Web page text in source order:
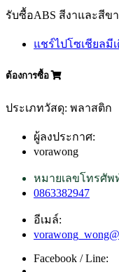
รับซื้อABS สีงาและสีขา
แชร์ไปโซเชียลมีเ
ต้องการซื้อ
ประเภทวัสดุ: พลาสติก
ผู้ลงประกาศ:
vorawong
หมายเลขโทรศัพ
0863382947
อีเมล์:
Facebook / Line: